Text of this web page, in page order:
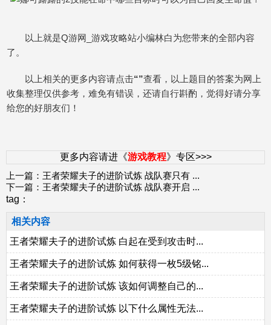
以上就是Q游网_游戏攻略站小编林白为您带来的全部内容
了。
以上相关的更多内容请点击“”查看，以上题目的答案为网上
收集整理仅供参考，难免有错误，还请自行斟酌，觉得好请分享
给您的好朋友们！
更多内容请进《游戏教程》专区>>>
上一篇： 王者荣耀夫子的进阶试炼 战队赛只有 ...
下一篇： 王者荣耀夫子的进阶试炼 战队赛开启 ...
tag：
相关内容
王者荣耀夫子的进阶试炼 白起在受到攻击时...
王者荣耀夫子的进阶试炼 如何获得一枚5级铭...
王者荣耀夫子的进阶试炼 该如何调整自己的...
王者荣耀夫子的进阶试炼 以下什么属性无法...